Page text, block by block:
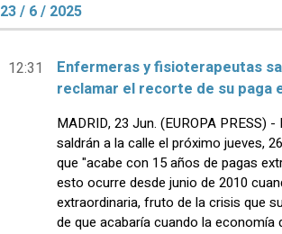
23 / 6 / 2025
12:31
Enfermeras y fisioterapeutas
reclamar el recorte de su paga
MADRID, 23 Jun. (EUROPA PRESS)
saldrán a la calle el próximo jueves,
que "acabe con 15 años de pagas
esto ocurre desde junio de 2010
extraordinaria, fruto de la crisis que
de que acabaría cuando la economía